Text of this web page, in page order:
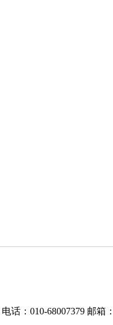
电话：010-68007379 邮箱：